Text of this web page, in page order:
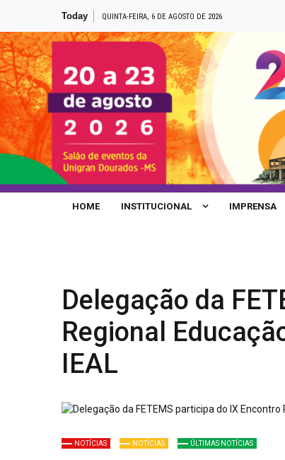
content
Today QUINTA-FEIRA, 6 DE AGOSTO DE 2026
Site de Notícias da FETEMS
HOME INSTITUCIONAL IMPRENSA
Delegação da
Regional
IEAL
NOTÍCIAS NOTÍCIAS ÚLTIMAS NOTÍCIAS